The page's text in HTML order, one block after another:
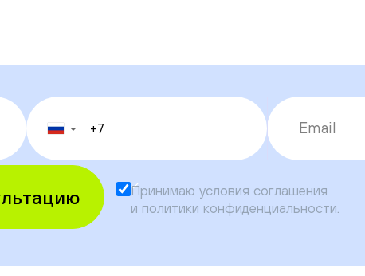
▼
Принимаю условия соглашения
и политики конфиденциальности